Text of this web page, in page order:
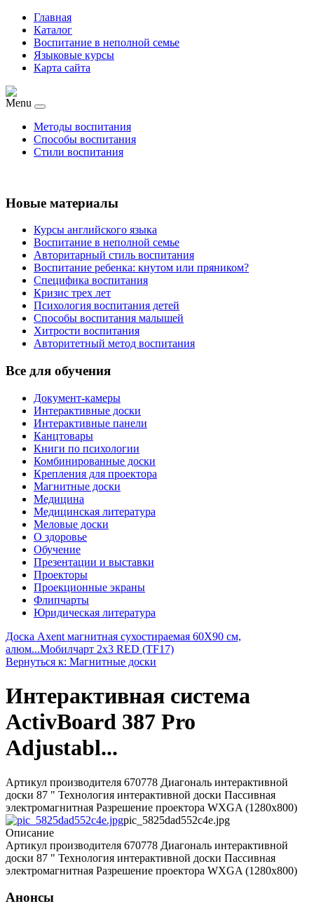
Главная
Каталог
Воспитание в неполной семье
Языковые курсы
Карта сайта
Menu
Методы воспитания
Способы воспитания
Стили воспитания
Новые материалы
Курсы английского языка
Воспитание в неполной семье
Авторитарный стиль воспитания
Воспитание ребенка: кнутом или пряником?
Специфика воспитания
Кризис трех лет
Психология воспитания детей
Способы воспитания малышей
Хитрости воспитания
Авторитетный метод воспитания
Все для обучения
Документ-камеры
Интерактивные доски
Интерактивные панели
Канцтовары
Книги по психологии
Комбинированные доски
Крепления для проектора
Магнитные доски
Медицина
Медицинская литература
Меловые доски
О здоровье
Обучение
Презентации и выставки
Проекторы
Проекционные экраны
Флипчарты
Юридическая литература
Доска Axent магнитная сухостираемая 60X90 см,
алюм...Мобилчарт 2х3 RED (TF17)
Вернуться к: Магнитные доски
Интерактивная система
ActivBoard 387 Pro
Adjustabl...
Артикул производителя 670778 Диагональ интерактивной
доски 87 " Технология интерактивной доски Пассивная
электромагнитная Разрешение проектора WXGA (1280x800)
pic_5825dad552c4e.jpg
Описание
Артикул производителя 670778 Диагональ интерактивной
доски 87 " Технология интерактивной доски Пассивная
электромагнитная Разрешение проектора WXGA (1280x800)
Анонсы